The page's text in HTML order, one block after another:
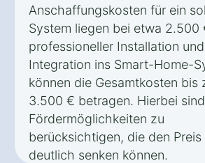
Anschaffungskosten für ein
System liegen bei etwa 2.500
professioneller Installation und
Integration ins Smart-Home-
können die Gesamtkosten bis
3.500 € betragen. Hierbei sind
Fördermöglichkeiten zu
berücksichtigen, die den Preis
deutlich senken können.